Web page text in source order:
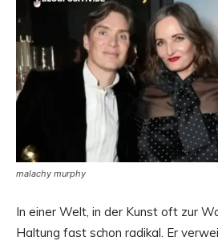
malachy murphy
In einer Welt, in der Kunst oft zur
Haltung fast schon radikal. Er